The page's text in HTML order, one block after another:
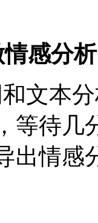
感分析
和文本
等待几
出情感